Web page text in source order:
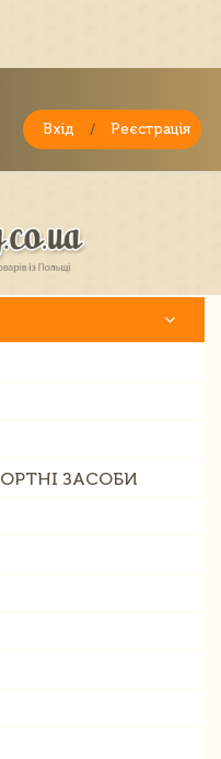
Вхід / Реєстрація
ЗАСОБИ